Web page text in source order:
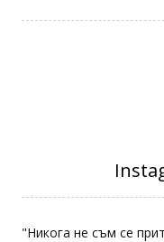
"Никога не съм се